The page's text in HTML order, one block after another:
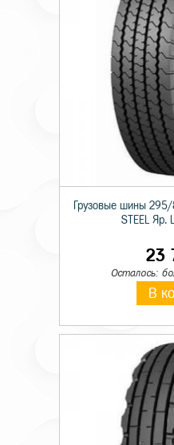
Грузовые шины 295/
STEEL Яр.
23
Осталось:
В